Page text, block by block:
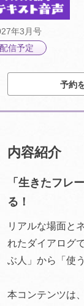
年3月号
配信予定
予約
内容紹介
「生きたフレ
る！
リアルな場面と
れたダイアログ
ぶ人」から「使
本コンテンツは